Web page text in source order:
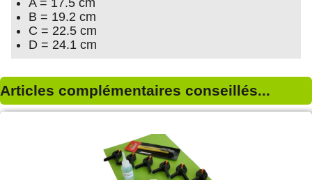
A = 17.5 cm
B = 19.2 cm
C = 22.5 cm
D = 24.1 cm
Articles complémentaires conseillés...